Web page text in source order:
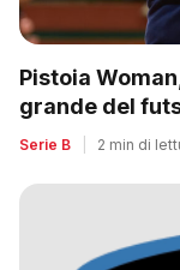
Pistoia
grande del
nazionali
Serie B 2 min di